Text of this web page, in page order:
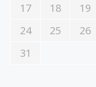
17
18 19
24
25 26
31